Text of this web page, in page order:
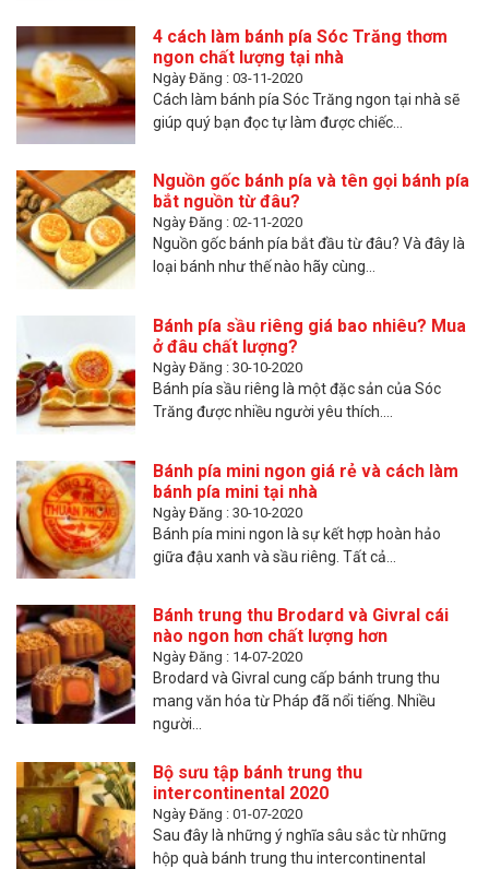
4 cách làm bánh pía Sóc Trăng thơm
ngon chất lượng tại nhà
Ngày Đăng : 03-11-2020
Cách làm bánh pía Sóc Trăng ngon tại nhà sẽ
giúp quý bạn đọc tự làm được chiếc...
Nguồn gốc bánh pía và tên gọi bánh pía
bắt nguồn từ đâu?
Ngày Đăng : 02-11-2020
Nguồn gốc bánh pía bắt đầu từ đâu? Và đây là
loại bánh như thế nào hãy cùng...
Bánh pía sầu riêng giá bao nhiêu? Mua
ở đâu chất lượng?
Ngày Đăng : 30-10-2020
Bánh pía sầu riêng là một đặc sản của Sóc
Trăng được nhiều người yêu thích....
Bánh pía mini ngon giá rẻ và cách làm
bánh pía mini tại nhà
Ngày Đăng : 30-10-2020
Bánh pía mini ngon là sự kết hợp hoàn hảo
giữa đậu xanh và sầu riêng. Tất cả...
Bánh trung thu Brodard và Givral cái
nào ngon hơn chất lượng hơn
Ngày Đăng : 14-07-2020
Brodard và Givral cung cấp bánh trung thu
mang văn hóa từ Pháp đã nổi tiếng. Nhiều
người...
Bộ sưu tập bánh trung thu
intercontinental 2020
Ngày Đăng : 01-07-2020
Sau đây là những ý nghĩa sâu sắc từ những
hộp quà bánh trung thu intercontinental